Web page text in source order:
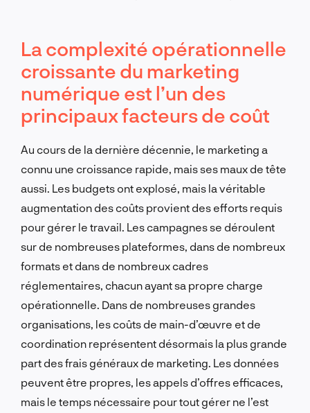
La complexité opérationnelle
croissante du marketing
numérique est l’un des
principaux facteurs de coût
Au cours de la dernière décennie, le marketing a
connu une croissance rapide, mais ses maux de tête
aussi. Les budgets ont explosé, mais la véritable
augmentation des coûts provient des efforts requis
pour gérer le travail. Les campagnes se déroulent
sur de nombreuses plateformes, dans de nombreux
formats et dans de nombreux cadres
réglementaires, chacun ayant sa propre charge
opérationnelle. Dans de nombreuses grandes
organisations, les coûts de main-d’œuvre et de
coordination représentent désormais la plus grande
part des frais généraux de marketing. Les données
peuvent être propres, les appels d’offres efficaces,
mais le temps nécessaire pour tout gérer ne l’est